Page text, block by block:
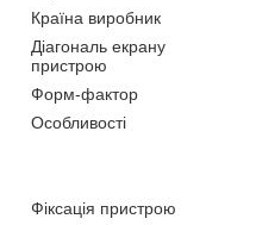
Країна виробник
Діагональ екрану
пристрою
Форм-фактор
Особливості
Фіксація пристрою